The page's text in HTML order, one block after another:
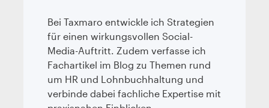
Bei Taxmaro entwickle ich Strategien
für einen wirkungsvollen Social-
Media-Auftritt. Zudem verfasse ich
Fachartikel im Blog zu Themen rund
um HR und Lohnbuchhaltung und
verbinde dabei fachliche Expertise mit